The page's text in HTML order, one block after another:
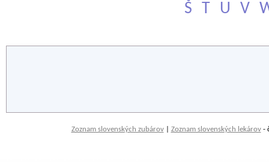
Š
T U V
Zoznam slovenských zubárov| Zoznam slovenských lekárov-